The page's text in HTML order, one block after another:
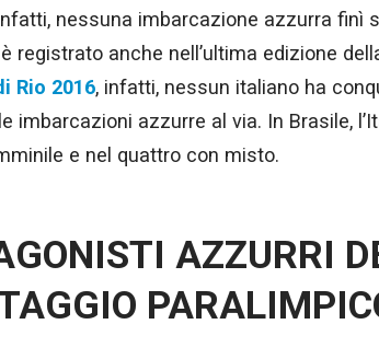
nessuna imbarcazione azzurra finì
registrato anche nell’ultima edizione
Rio 2016, infatti, nessun italiano ha
imbarcazioni azzurre al via. In Brasile,
e nel quattro con misto.
AZZURRI